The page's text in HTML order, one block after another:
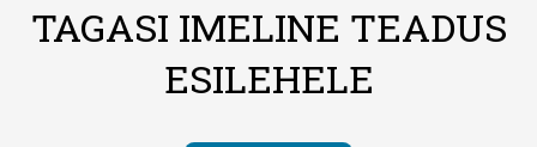
TAGASI IMELINE TEADUS
ESILEHELE